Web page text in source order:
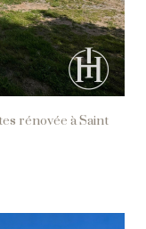
rénovée à Saint